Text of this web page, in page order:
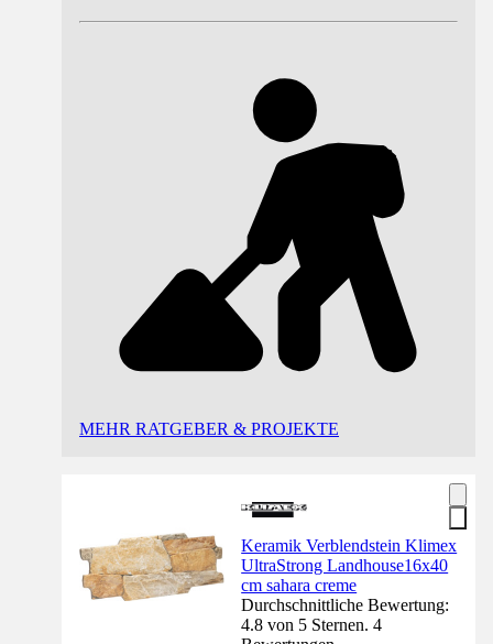
MEHR RATGEBER & PROJEKTE
Keramik Verblendstein Klimex
UltraStrong Landhouse16x40
cm sahara creme
Durchschnittliche Bewertung:
4.8 von 5 Sternen. 4